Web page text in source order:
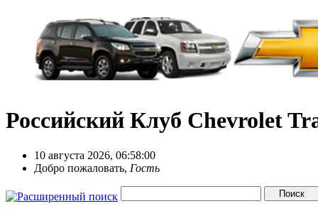
Российский Клуб Chevrolet
10 августа 2026, 06:58:00
Добро пожаловать, Гость